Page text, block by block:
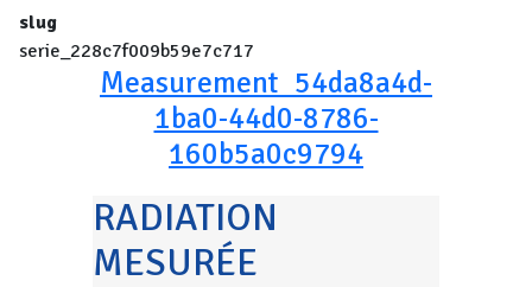
slug
serie_228c7f009b59e7c717
Measurement_54da8a4d-
1ba0-44d0-8786-
160b5a0c9794
RADIATION
MESURÉE